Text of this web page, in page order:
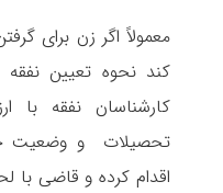
معمولاً اگر زن برای
کند نحوه تعیین
کارشناسان نفقه با
تحصیلات و وضعیت
اقدام کرده و قاضی با